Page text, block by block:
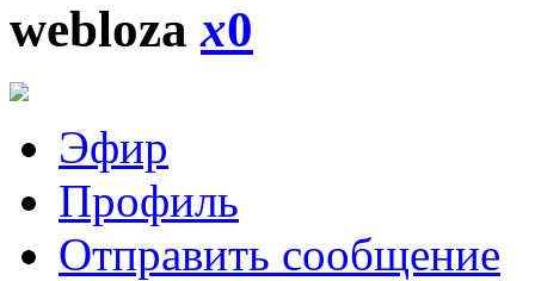
weblozax0
Эфир
Профиль
Отправить сообщение